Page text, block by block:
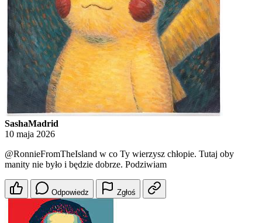
SashaMadrid
10 maja 2026
@RonnieFromTheIsland w co Ty wierzysz chłopie. Tutaj oby
manity nie było i będzie dobrze. Podziwiam
Odpowiedz Zgłoś